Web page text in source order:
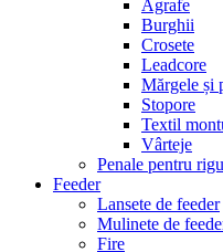
Agrafe
Burghii
Crosete
Leadcore
Mărgele și
Stopore
Textil
Vârteje
Penale pentru
Feeder
Lansete de feeder
Mulinete de
Fire